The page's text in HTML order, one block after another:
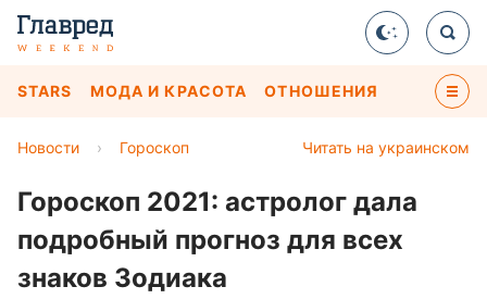
STARS МОДА И КРАСОТА ОТНОШЕНИЯ
Читать на украинском
Новости › Гороскоп
Гороскоп 2021: астролог дала
подробный прогноз для всех
знаков Зодиака